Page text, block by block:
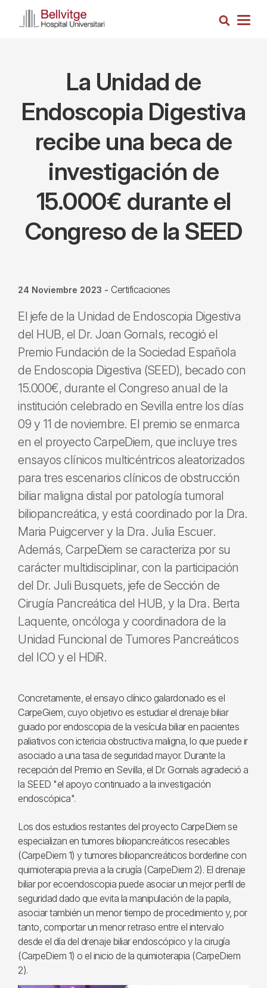
Busca
La Unidad de
Endoscopia Digestiva
recibe una beca de
investigación de
15.000€ durante el
Congreso de la SEED
24 Noviembre 2023 - Certificaciones
El jefe de la Unidad de Endoscopia Digestiva
del HUB, el Dr. Joan Gornals, recogió el
Premio Fundación de la Sociedad Española
de Endoscopia Digestiva (SEED), becado con
15.000€, durante el Congreso anual de la
institución celebrado en Sevilla entre los días
09 y 11 de noviembre. El premio se enmarca
en el proyecto CarpeDiem, que incluye tres
ensayos clínicos multicéntricos aleatorizados
para tres escenarios clínicos de obstrucción
biliar maligna distal por patología tumoral
biliopancreática, y está coordinado por la Dra.
Maria Puigcerver y la Dra. Julia Escuer.
Además, CarpeDiem se caracteriza por su
carácter multidisciplinar, con la participación
del Dr. Juli Busquets, jefe de Sección de
Cirugía Pancreática del HUB, y la Dra. Berta
Laquente, oncóloga y coordinadora de la
Unidad Funcional de Tumores Pancreáticos
del ICO y el HDiR.
Concretamente, el ensayo clínico galardonado es el
CarpeGiem, cuyo objetivo es estudiar el drenaje biliar
guiado por endoscopia de la vesícula biliar en pacientes
paliativos con ictericia obstructiva maligna, lo que puede ir
asociado a una tasa de seguridad mayor. Durante la
recepción del Premio en Sevilla, el Dr. Gornals agradeció a
la SEED "el apoyo continuado a la investigación
endoscópica".
Los dos estudios restantes del proyecto CarpeDiem se
especializan en tumores biliopancreáticos resecables
(CarpeDiem 1) y tumores biliopancreáticos borderline con
quimioterapia previa a la cirugía (CarpeDiem 2). El drenaje
biliar por ecoendoscopia puede asociar un mejor perfil de
seguridad dado que evita la manipulación de la papila,
asociar también un menor tiempo de procedimiento y, por
tanto, comportar un menor retraso entre el intervalo
desde el día del drenaje biliar endoscópico y la cirugía
(CarpeDiem 1) o el inicio de la quimioterapia (CarpeDiem
2).